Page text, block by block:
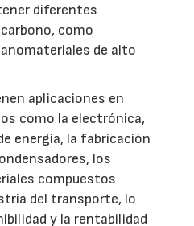
diferentes
como
de alto
aplicaciones en
como la electrónica,
energía, la fabricación
los
compuestos
del transporte, lo
y la rentabilidad